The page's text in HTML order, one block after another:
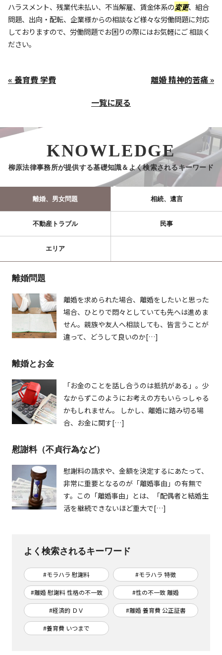
ハラスメント、残業代未払い、不当解雇、賃金体系の変更、組合
問題、出向・配転、企業様からの相談など様々な労働問題に対応
しておりますので、労働問題でお困りの際にはお気軽にご 相談く
ださい。
« 養育費 学費
離婚 精神的苦痛 »
一覧に戻る
KNOWLEDGE
柳原法律事務所が提供する基礎知識＆よく検索されるキーワード
離婚、男女問題 相続、遺言
不動産トラブル 民事
エリア
離婚問題
離婚を求められた場合、離婚をしたいと思った
場合、ひとりで悶々としていても先へは進めま
せん。親族や友人へ相談しても、皆言うことが
違って、どうして良いのか[…]
離婚とお金
「お金のことを話し合うのは抵抗がある」。少
なからずこのようにお考えの方もいらっしゃる
かもしれません。 しかし、離婚に踏み切る場
合、お金に関す[…]
慰謝料（不貞行為など）
慰謝料の請求や、金額を決定するにあたって、
非常に重要となるのが「離婚事由」の有無で
す。この「離婚事由」とは、「配偶者と結婚生
活を継続できないほど重大で[…]
よく検索されるキーワード
#モラハラ 慰謝料 #モラハラ 特徴
#離婚 慰謝料 性格の不一致 #性の不一致 離婚
#経済的 ＤＶ #離婚 養育費 公正証書
#養育費 いつまで